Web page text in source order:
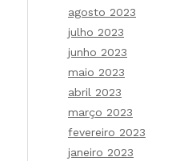
agosto 2023
julho 2023
junho 2023
maio 2023
abril 2023
março 2023
fevereiro 2023
janeiro 2023